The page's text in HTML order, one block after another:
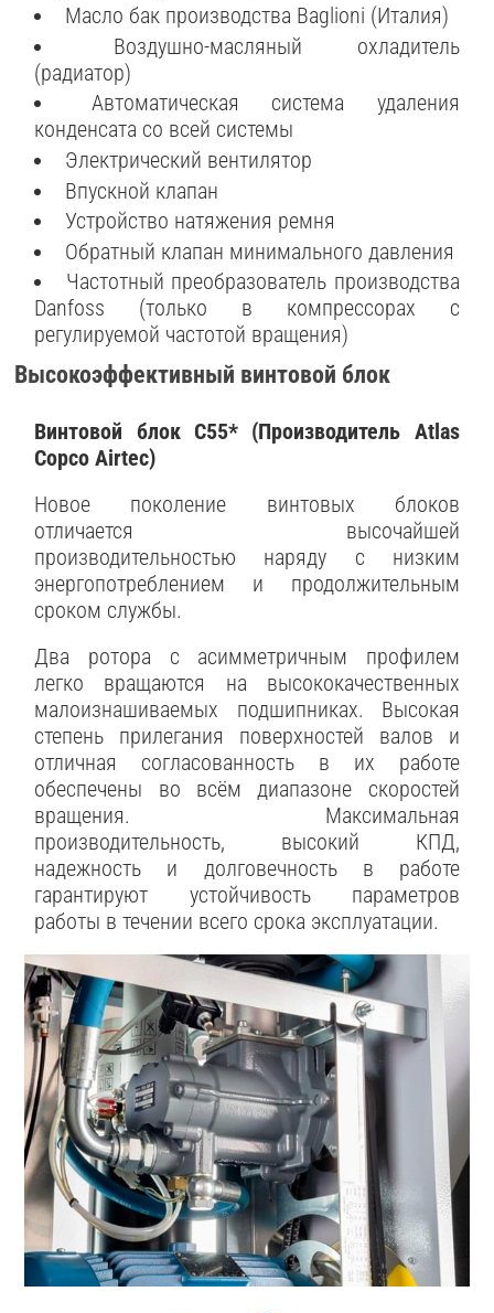
Масло бак производства Baglioni (Италия)
Воздушно-масляный охладитель
(радиатор)
Автоматическая система удаления
конденсата со всей системы
Электрический вентилятор
Впускной клапан
Устройство натяжения ремня
Обратный клапан минимального давления
Частотный преобразователь производства
Danfoss (только в компрессорах с
регулируемой частотой вращения)
Высокоэффективный винтовой блок
Винтовой блок С55* (Производитель Atlas
Copco Airtec)
Новое поколение винтовых блоков
отличается высочайшей
производительностью наряду с низким
энергопотреблением и продолжительным
сроком службы.
Два ротора с асимметричным профилем
легко вращаются на высококачественных
малоизнашиваемых подшипниках. Высокая
степень прилегания поверхностей валов и
отличная согласованность в их работе
обеспечены во всём диапазоне скоростей
вращения. Максимальная
производительность, высокий КПД,
надежность и долговечность в работе
гарантируют устойчивость параметров
работы в течении всего срока эксплуатации.